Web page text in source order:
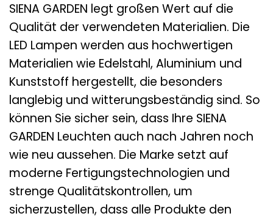
SIENA GARDEN legt großen Wert auf die
Qualität der verwendeten Materialien. Die
LED Lampen werden aus hochwertigen
Materialien wie Edelstahl, Aluminium und
Kunststoff hergestellt, die besonders
langlebig und witterungsbeständig sind. So
können Sie sicher sein, dass Ihre SIENA
GARDEN Leuchten auch nach Jahren noch
wie neu aussehen. Die Marke setzt auf
moderne Fertigungstechnologien und
strenge Qualitätskontrollen, um
sicherzustellen, dass alle Produkte den